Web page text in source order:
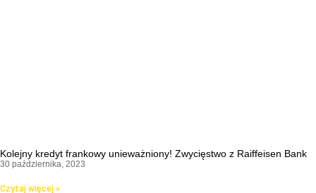
Kolejny kredyt frankowy unieważniony! Zwycięstwo z Raiffeisen Bank
30 października, 2023
Czytaj więcej »